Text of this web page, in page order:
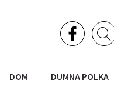
DOM DUMNA POLKA